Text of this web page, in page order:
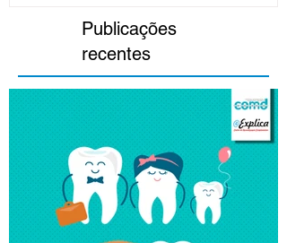
Publicações
recentes